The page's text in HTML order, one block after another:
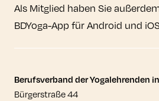
Als Mitglied haben Sie
BDYoga-App für Android und
Kontaktdaten und
Berufsverband der Yogalehrenden
Bürgerstraße 44